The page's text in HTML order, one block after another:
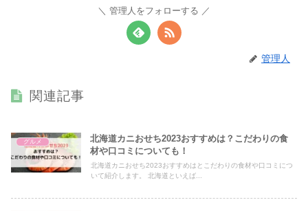
管理人をフォローする
管理人
関連記事
グルメ
北海道カニおせち2023おすすめは？こだわりの食
材や口コミについても！
北海道カニおせち2023おすすめはとこだわりの食材や口コミにつ
いて紹介します。 北海道といえば...